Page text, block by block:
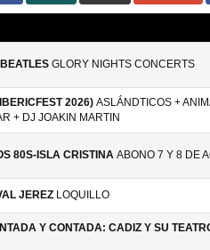
GLORY NIGHTS CONCERTS
2026) ASLÁNDTICOS +
+ DJ JOAKIN MARTIN
80S-ISLA CRISTINA ABONO 7 Y 8 DE
JEREZ LOQUILLO
Y CONTADA: CADIZ Y SU